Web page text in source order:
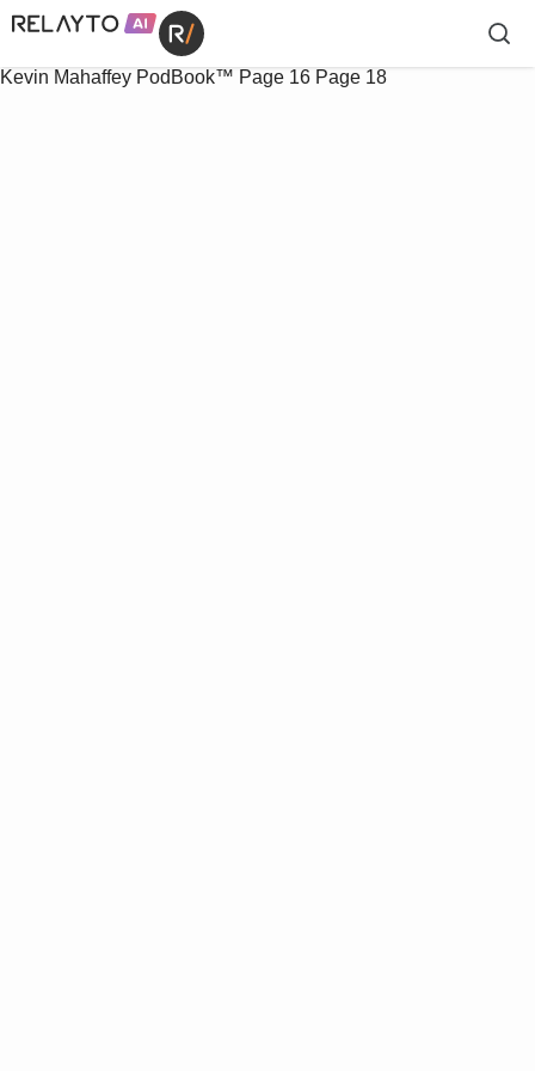
Kevin Mahaffey PodBook™ Page 16 Page 18